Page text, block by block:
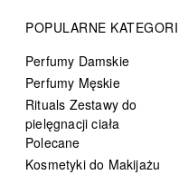
POPULARNE
Perfumy Damskie
Perfumy Męskie
Rituals Zestawy do
pielęgnacji ciała
Polecane
Kosmetyki do Makijażu